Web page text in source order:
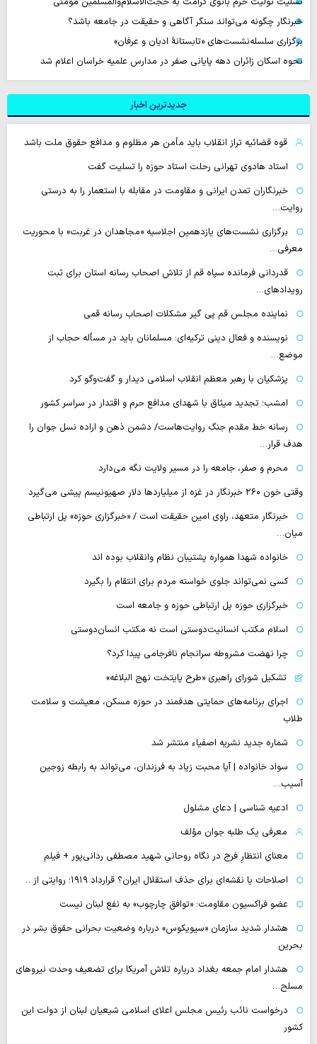
خبرنگار چگونه می‌تواند سنگر آگاهی و حقیقت در جامعه باشد؟
برگزاری سلسله‌نشست‌های «تابستانهٔ ادیان و عرفان»
نحوه اسکان زائران دهه پایانی صفر در مدارس علمیه خراسان اعلام شد
جدیدترین اخبار
قوه قضائیه تراز انقلاب باید مأمن هر مظلوم و مدافع حقوق ملت باشد
استاد هادوی تهرانی رحلت استاد حوزه را تسلیت گفت
خبرنگاران تمدن ایرانی و مقاومت در مقابله با استعمار را به درستی
روایت…
برگزاری نشست‌های یازدهمین اجلاسیه «مجاهدان در غربت» با محوریت
معرفی…
قدردانی فرمانده سپاه قم از تلاش اصحاب رسانه استان برای ثبت
رویدادهای…
نماینده مجلس قم پی گیر مشکلات اصحاب رسانه قمی
نویسنده و فعال دینی ترکیه‌ای: مسلمانان باید در مسأله حجاب از
موضع…
پزشکیان با رهبر معظم انقلاب اسلامی دیدار و گفت‌وگو کرد
امشب؛ تجدید میثاق با شهدای مدافع حرم و اقتدار در سراسر کشور
رسانه‌ خط مقدم جنگ روایت‌هاست/ دشمن ذهن و اراده نسل جوان را
هدف قرار…
محرم و صفر، جامعه را در مسیر ولایت نگه می‌دارد
وقتی خون ۲۶۰ خبرنگار در غزه از میلیاردها دلار صهیونیسم پیشی می‌گیرد
خبرنگار متعهد، راوی امین حقیقت است / «خبرگزاری حوزه» پل ارتباطی
میان…
خانواده شهدا همواره پشتیبان نظام وانقلاب بوده اند
کسی نمی‌تواند جلوی خواسته مردم برای انتقام را بگیرد
خبرگزاری حوزه پل ارتباطی حوزه و جامعه است
اسلام مکتب انسانیت‌دوستی است نه مکتب انسان‌دوستی
چرا نهضت مشروطه سرانجام نافرجامی پیدا کرد؟
تشکیل شورای راهبری «طرح پایتخت نهج البلاغه»
اجرای برنامه‌های حمایتی هدفمند در حوزه مسکن، معیشت و سلامت
طلاب
شماره جدید نشریه اصفیاء منتشر شد
سواد خانواده | آیا محبت زیاد به فرزندان، می‌تواند به رابطه زوجین
آسیب…
ادعیه شناسی | دعای مشلول
معرفی یک طلبه جوان مؤلف
معنایِ انتظارِ فرج در نگاه روحانیِ شهید مصطفی ردانی‌پور + فیلم
اصلاحات یا نقشه‌ای برای حذف استقلال ایران؟ قرارداد ۱۹۱۹؛ روایتی از…
عضو فراکسیون مقاومت: «توافق چارچوب» به نفع لبنان نیست
هشدار شدید سازمان «سیویکوس» درباره وضعیت بحرانی حقوق بشر در
بحرین
هشدار امام جمعه بغداد درباره تلاش آمریکا برای تضعیف وحدت نیروهای
مسلح…
درخواست نائب رئیس مجلس اعلای اسلامی شیعیان لبنان از دولت این
کشور